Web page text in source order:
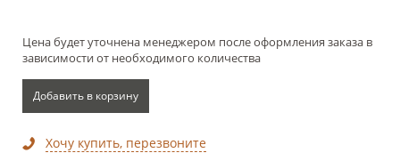
Цена будет уточнена менеджером после оформления заказа в
зависимости от необходимого количества
Добавить в корзину
Хочу купить, перезвоните